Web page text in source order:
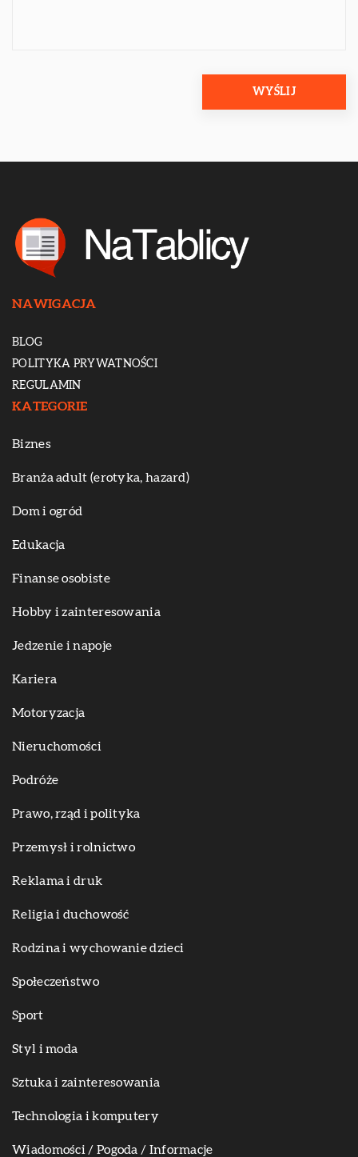
NAWIGACJA
BLOG
POLITYKA PRYWATNOŚCI
REGULAMIN
KATEGORIE
Biznes
Branża adult (erotyka, hazard)
Dom i ogród
Edukacja
Finanse osobiste
Hobby i zainteresowania
Jedzenie i napoje
Kariera
Motoryzacja
Nieruchomości
Podróże
Prawo, rząd i polityka
Przemysł i rolnictwo
Reklama i druk
Religia i duchowość
Rodzina i wychowanie dzieci
Społeczeństwo
Sport
Styl i moda
Sztuka i zainteresowania
Technologia i komputery
Wiadomości / Pogoda / Informacje